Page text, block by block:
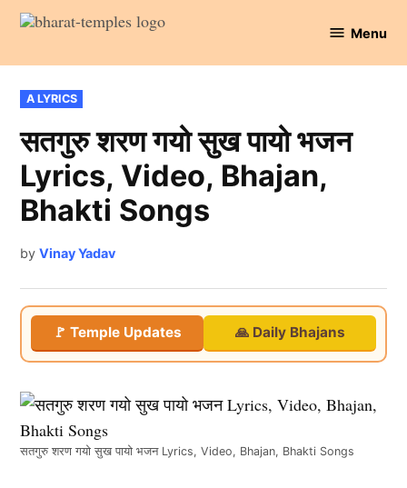
Skip
content
Temples
Menu
POSTED
IN
A LYRICS
सतगुरु शरण गयो सुख पायो भजन
Lyrics, Video, Bhajan,
Bhakti Songs
by Vinay Yadav
🚩 Temple Updates 🙏 Daily Bhajans
सतगुरु शरण गयो सुख पायो भजन Lyrics, Video, Bhajan, Bhakti Songs